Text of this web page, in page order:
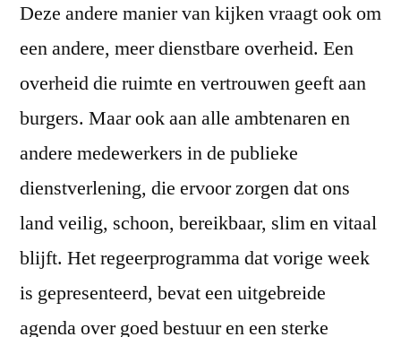
Deze andere manier van kijken vraagt ook om
een andere, meer dienstbare overheid. Een
overheid die ruimte en vertrouwen geeft aan
burgers. Maar ook aan alle ambtenaren en
andere medewerkers in de publieke
dienstverlening, die ervoor zorgen dat ons
land veilig, schoon, bereikbaar, slim en vitaal
blijft. Het regeerprogramma dat vorige week
is gepresenteerd, bevat een uitgebreide
agenda over goed bestuur en een sterke